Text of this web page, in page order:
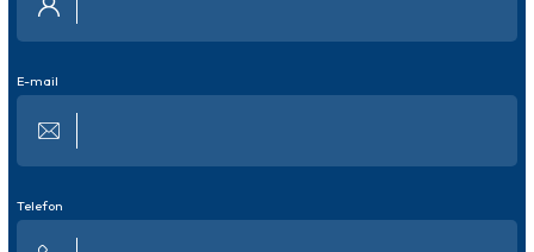
E-mail
Telefon